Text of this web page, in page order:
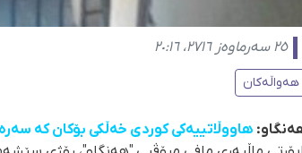
٢٥ سەرماوەز ٢٧١٦، ٢٠:١٦
هەواڵەکان
هاووڵاتییەکی کوردی خەڵکی بۆکان کە